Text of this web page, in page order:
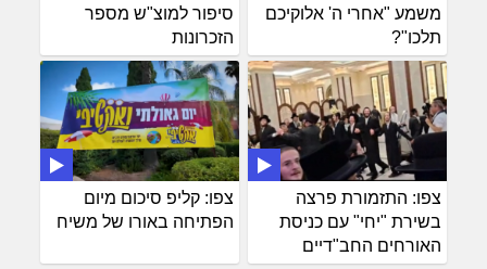
סיפור למוצ"ש מספר
הזכרונות
משמע "אחרי ה' אלוקיכם
תלכו"?
צפו: קליפ סיכום מיום
הפתיחה באורו של משיח
צפו: התזמורת פרצה
בשירת "יחי" עם כניסת
האורחים החב"דיים